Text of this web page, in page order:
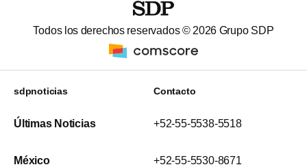
Todos los derechos reservados © 2026 Grupo SDP
sdpnoticias
Últimas Noticias
México
Contacto
+52-55-5538-5518
+52-55-5530-8671